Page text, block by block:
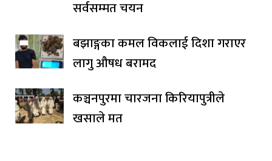
सर्वसम्मत चयन
बझाङ्गका कमल विकलाई दिशा गराएर
लागु औषध बरामद
कञ्चनपुरमा चारजना किरियापुत्रीले
खसाले मत